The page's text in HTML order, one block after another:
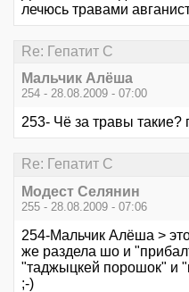
лечюсь травами
Re: Гепатит С
Мальчик Алёша
254 - 28.08.2009 - 07:00
253- Чё за травы такие?
Re: Гепатит С
Модест Селянин
255 - 28.08.2009 - 07:06
254-Мальчик Алёша >
же раздела шо и
"таджыцкей порошок" и
;-)